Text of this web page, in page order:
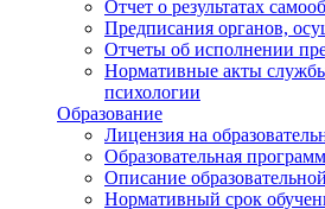
Отчет о результатах
Предписания органов,
Отчеты об исполнении
Нормативные акты
психологии
Образование
Лицензия на
Образовательная
Описание
Нормативный срок